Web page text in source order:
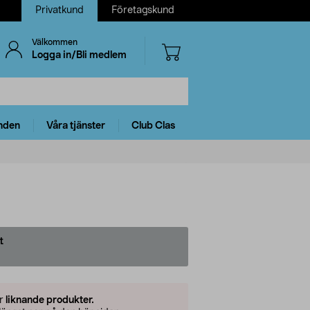
Privatkund Företagskund
Välkommen
Logga in/Bli medlem
Våra tjänster Club Clas
liknande produkter.